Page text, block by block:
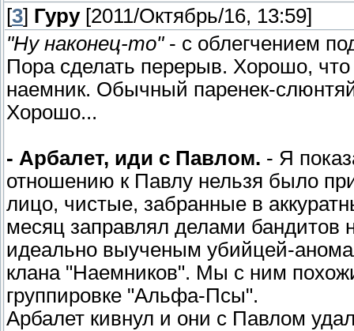
[3] Гуру[2011/Октябрь/16, 13:59]
"Ну наконец-то"- с облегчением
Пора сделать перерыв. Хорошо,
наемник. Обычный паренек-
Хорошо...
- Арбалет, иди с Павлом. - Я
отношению к Павлу нельзя было
лицо, чистые, забранные в
месяц заправлял делами
идеально выученым убийцей-
клана "Наемников". Мы с ним
группировке "Альфа-Псы".
Арбалет кивнул и они с Павлом